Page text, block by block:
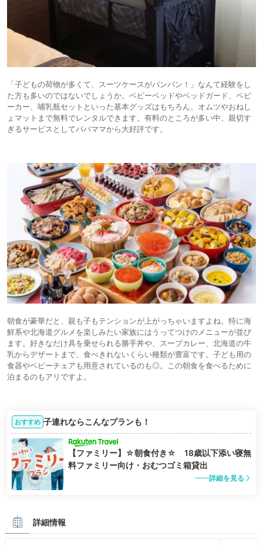
「子どもの荷物が多くて、スーツケースがパンパン！」なんて経験をし
た方も多いのではないでしょうか。ベビーベッドやベッドガード、ベビ
ーカー、哺乳瓶セットといった基本グッズはもちろん、オムツやおねし
ょマットまで無料でレンタルできます。有料のところが多い中、親切す
ぎるサービスとしてパパママから大好評です。
朝食が豪華だと、親も子もテンションが上がっちゃいますよね。特に海
鮮系や北海道グルメを楽しみたい家族にはうってつけのメニューが並び
ます。好きなだけ具を乗せられる勝手丼や、スープカレー、北海道の牛
乳からデザートまで、食べきれないくらい種類が豊富です。子ども用の
食器やベビーチェアも用意されているのも◎。この朝食を食べるために
泊まるのもアリですよ。
おすすめ 子連れならこんなプランも！
【ファミリー】☆朝食付き☆ 18歳以下添い寝無
料ファミリー向け・おむつゴミ箱貸出
詳細を見る
詳細情報